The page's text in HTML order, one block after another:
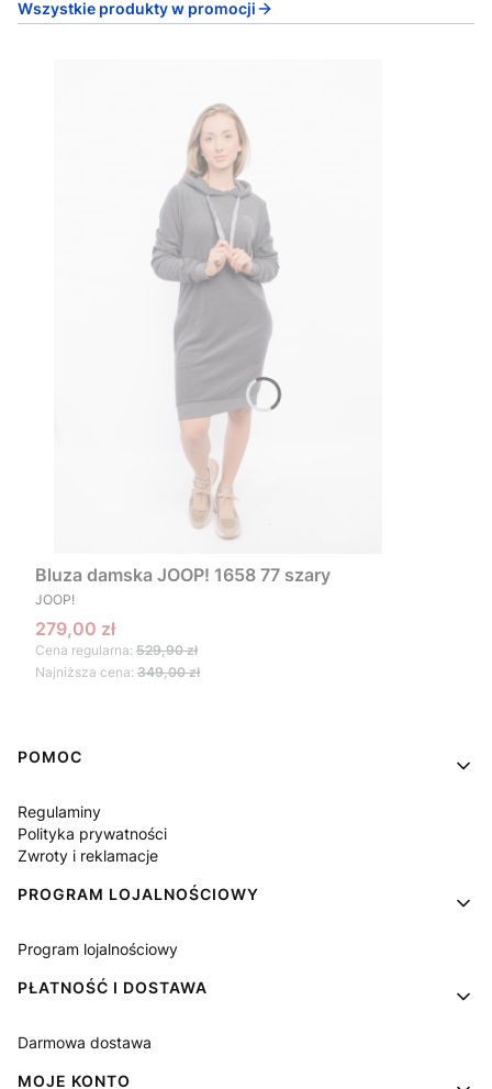
Wszystkie produkty w promocji
Bluza damska JOOP! 1658 77 szary
PRODUCENT
JOOP!
Cena promocyjna
279,00 zł
Cena regularna: 529,90 zł
Najniższa cena: 349,00 zł
Linki w stopce
POMOC
Regulaminy
Polityka prywatności
Zwroty i reklamacje
PROGRAM LOJALNOŚCIOWY
Program lojalnościowy
PŁATNOŚĆ I DOSTAWA
Darmowa dostawa
MOJE KONTO